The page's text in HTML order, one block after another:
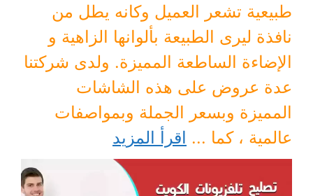
طبيعية تشعر العميل وكانه يطل من
نافذة ليرى الطبيعة بألوانها الزاهية و
الإضاءة الساطعة المميزة. ولدى شركتنا
عدة عروض على هذه الشاشات
المميزة وبسعر الجملة وبمواصفات
عالمية ، كما ... اقرأ المزيد